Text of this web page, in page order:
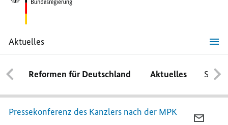
Aktuelles
Gemeinsam
für
ein
sicheres,
modernes
und
wettbewerbsfähiges
Land
Reformen für Deutschland Aktuelles
Pressekonferenz des Kanzlers nach der MPK